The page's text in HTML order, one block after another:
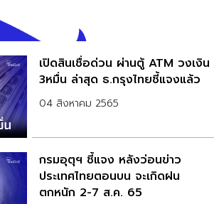
เปิดสินเชื่อด่วน ผ่านตู้ ATM วงเงิน
3หมื่น ล่าสุด ธ.กรุงไทยชี้แจงแล้ว
04 สิงหาคม 2565
กรมอุตุฯ ชี้แจง หลังว่อนข่าว
ประเทศไทยตอนบน จะเกิดฝน
ตกหนัก 2-7 ส.ค. 65